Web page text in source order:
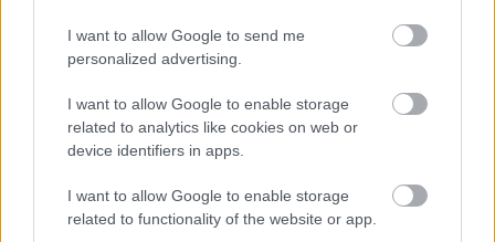
I want to allow Google to send me
personalized advertising.
I want to allow Google to enable storage
related to analytics like cookies on web or
device identifiers in apps.
I want to allow Google to enable storage
related to functionality of the website or app.
söpörd a szőnyeg alá